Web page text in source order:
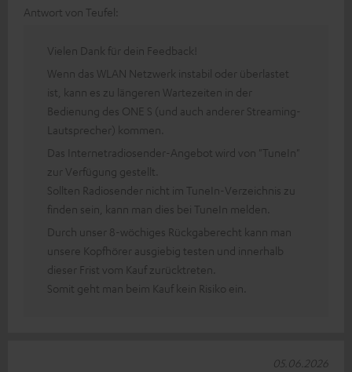
Antwort von Teufel:
Vielen Dank für dein Feedback!
Wenn das WLAN Netzwerk instabil oder überlastet
ist, kann es zu längeren Wartezeiten in der
Bedienung des ONE S (und auch anderer Streaming-
Lautsprecher) kommen.
Das Internetradiosender-Angebot wird von "TuneIn"
zur Verfügung gestellt.
Sollten Radiosender nicht im TuneIn-Verzeichnis zu
finden sein, kann man dies bei TuneIn melden.
Durch unser 8-wöchiges Rückgaberecht kann man
unsere Kopfhörer ausgiebig testen und innerhalb
dieser Frist vom Kauf zurücktreten.
Somit geht man beim Kauf kein Risiko ein.
05.06.2026